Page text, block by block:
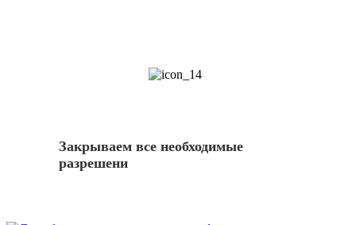
Закрываем все необходимые
разрешени